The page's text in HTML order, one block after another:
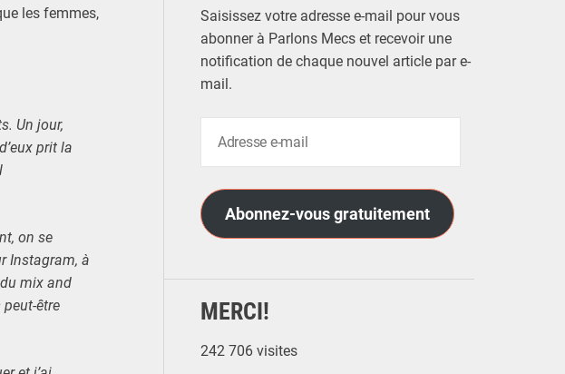
les femmes,
Un jour,
prit la
on se
Instagram, à
mix and
être
Saisissez votre adresse e-mail pour vous
abonner à Parlons Mecs et recevoir une
notification de chaque nouvel article par e-
mail.
e
s
a
Abonnez-vous gratuitement
MERCI!
242 706 visites